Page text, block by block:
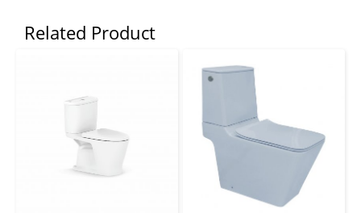
Related Product